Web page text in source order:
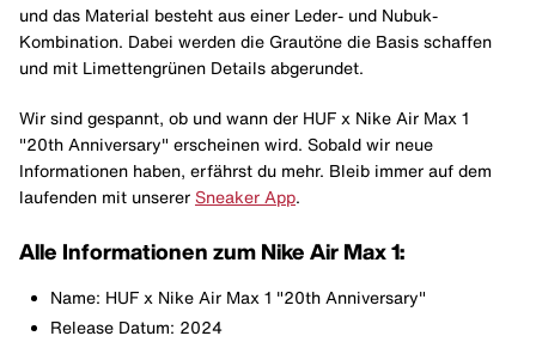
und das Material besteht aus einer Leder- und Nubuk-
Kombination. Dabei werden die Grautöne die Basis schaffen
und mit Limettengrünen Details abgerundet.
Wir sind gespannt, ob und wann der HUF x Nike Air Max 1
"20th Anniversary" erscheinen wird. Sobald wir neue
Informationen haben, erfährst du mehr. Bleib immer auf dem
laufenden mit unserer Sneaker App
Alle Informationen zum Nike Air Max 1:
Name: HUF x Nike Air Max 1 "20th Anniversary"
Release Datum: 2024